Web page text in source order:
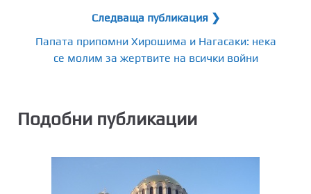
Следваща публикация ❯
Папата припомни Хирошима и Нагасаки: нека
се молим за жертвите на всички войни
Подобни публикации